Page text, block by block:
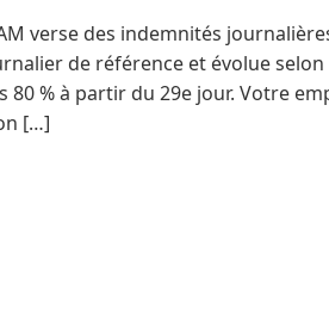
verse des indemnités
de référence et évolue
80 % à partir du 29e jour. Votre
[…]